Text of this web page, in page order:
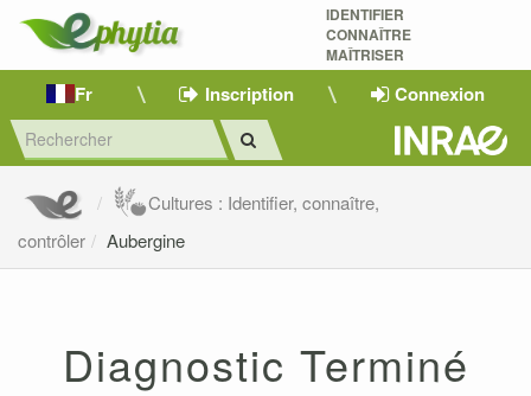
IDENTIFIER
CONNAÎTRE
MAÎTRISER
Fr Inscription Connexion
Cultures : Identifier, connaître,
contrôler
Aubergine
Diagnostic Terminé